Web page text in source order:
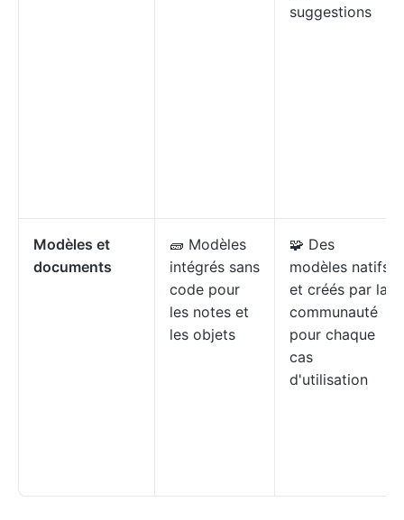
suggestions
Modèles et
documents
🧱 Modèles
intégrés sans
code pour
les notes et
les objets
🧩 Des
modèles natifs
et créés par la
communauté
pour chaque
cas
d'utilisation